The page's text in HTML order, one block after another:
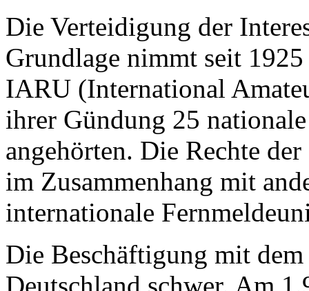
Die Verteidigung der
Grundlage nimmt seit
IARU (International
ihrer Gündung 25
angehörten. Die Rechte
im Zusammenhang mit
internationale
Die Beschäftigung mit
Deutschland schwer. Am